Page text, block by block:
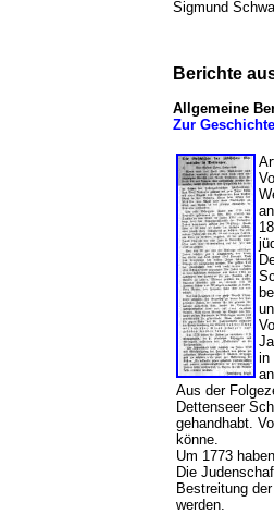
Sigmund
Berichte
Allgemeine
Zur
in
Aus der
Dettenseer
gehandhabt.
könne.
Um 1773
Die
Bestreitung